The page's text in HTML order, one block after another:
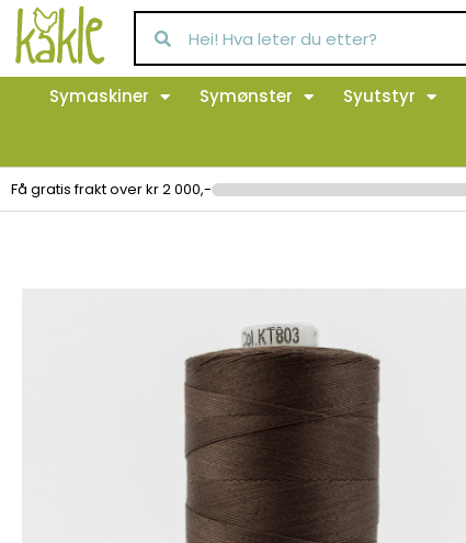
Symaskiner Symønster Syutstyr
Få gratis frakt over kr 2 000,-